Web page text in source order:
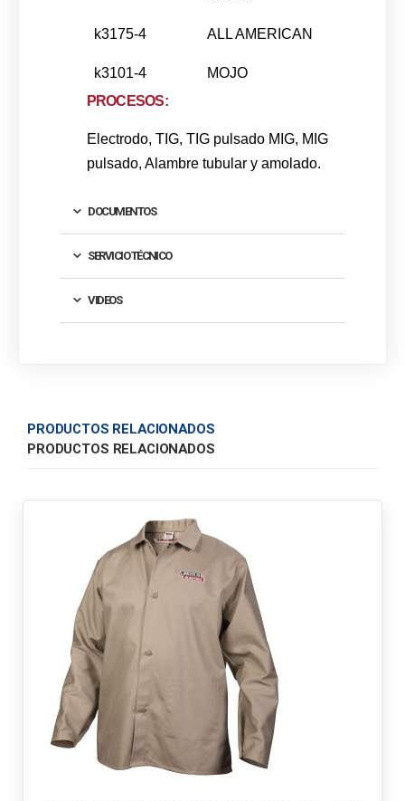
k3175-4 ALL AMERICAN
k3101-4
MOJO
PROCESOS:
Electrodo, TIG, TIG pulsado MIG, MIG
pulsado, Alambre tubular y amolado.
DOCUMENTOS
SERVICIO TÉCNICO
VIDEOS
PRODUCTOS RELACIONADOS
PRODUCTOS RELACIONADOS